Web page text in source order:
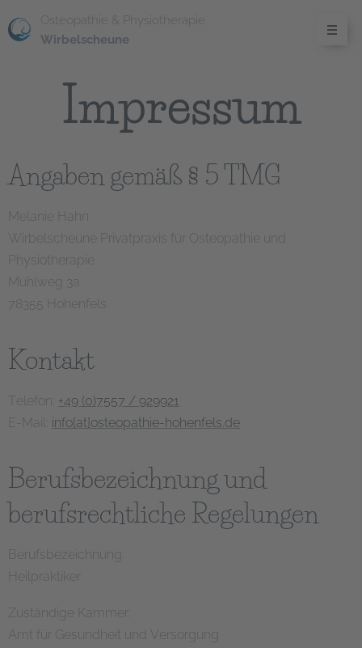
Osteopathie & Physiotherapie
Wirbelscheune
Impressum
Angaben gemäß § 5 TMG
Melanie Hahn
Wirbelscheune Privatpraxis für Osteopathie und
Physiotherapie
Mühlweg 3a
78355 Hohenfels
Kontakt
Telefon: +49 (0)7557 / 929921
E-Mail: info[at]osteopathie-hohenfels.de
Berufsbezeichnung und
berufsrechtliche Regelungen
Berufsbezeichnung:
Heilpraktiker
Zuständige Kammer:
Amt für Gesundheit und Versorgung